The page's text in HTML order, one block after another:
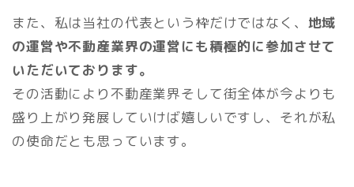
また、私は当社の代表という枠だけではなく、 地域
の運営や不動産業界の運営にも積極的に参加させて
いただいております。
その活動により不動産業界そして街全体が今よりも
盛り上がり発展していけば嬉しいですし、それが私
の使命だとも思っています。